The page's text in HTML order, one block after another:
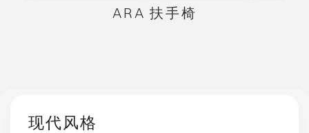
ARA 扶手椅
现代风格